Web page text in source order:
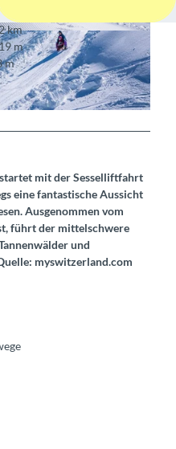
© Interlaken Tourismus
km
m
m
mit der Sesselliftfahrt
eine fantastische Aussicht
Ausgenommen vom
führt der mittelschwere
und
myswitzerland.com